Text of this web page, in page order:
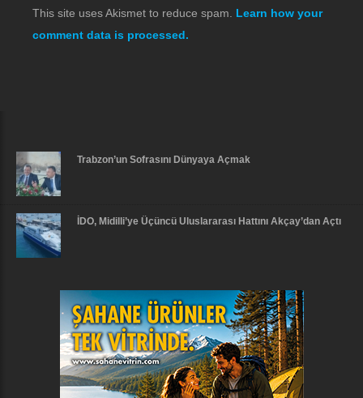
This site uses Akismet to reduce spam. Learn how your
comment data is processed.
Trabzon’un Sofrasını Dünyaya Açmak
İDO, Midilli’ye Üçüncü Uluslararası Hattını Akçay’dan Açtı